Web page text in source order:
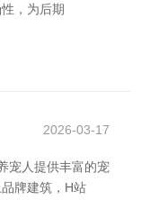
，为后期
2026-03-17
宠人提供丰富的宠
牌建筑，H站